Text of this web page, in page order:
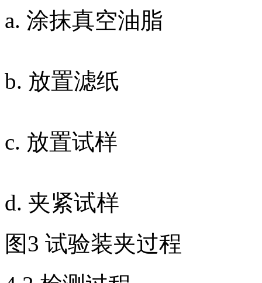
a. 涂抹真空油脂
b. 放置滤纸
c. 放置试样
d. 夹紧试样
图3 试验装夹过程